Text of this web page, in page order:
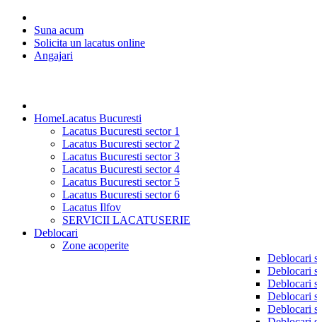
Suna acum
Solicita un lacatus online
Angajari
HomeLacatus Bucuresti
Lacatus Bucuresti sector 1
Lacatus Bucuresti sector 2
Lacatus Bucuresti sector 3
Lacatus Bucuresti sector 4
Lacatus Bucuresti sector 5
Lacatus Bucuresti sector 6
Lacatus Ilfov
SERVICII LACATUSERIE
Deblocari
Zone acoperite
Deblocari
Deblocari
Deblocari
Deblocari
Deblocari